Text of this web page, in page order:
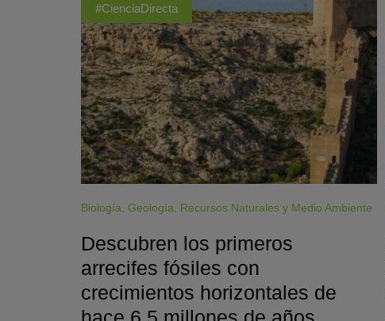
#CienciaDirecta
Biología Geología Recursos Naturales y Medio Ambiente
Descubren los primeros
arrecifes fósiles con
crecimientos horizontales de